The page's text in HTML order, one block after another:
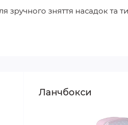
зручного зняття насадок та
Ланчбокси